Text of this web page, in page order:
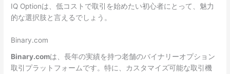
IQ Optionは、低コストで取引を始めたい初心者にとって、魅力
的な選択肢と言えるでしょう。
Binary.com
Binary.comは、長年の実績を持つ老舗のバイナリーオプション
取引プラットフォームです。特に、カスタマイズ可能な取引機